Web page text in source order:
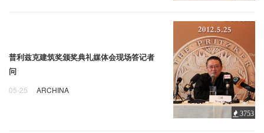
普利兹克建筑奖颁奖典礼媒体会现场答记者
问
05-25 ARCHINA
3753